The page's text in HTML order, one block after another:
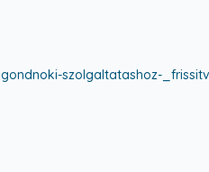
szolgaltatashoz-